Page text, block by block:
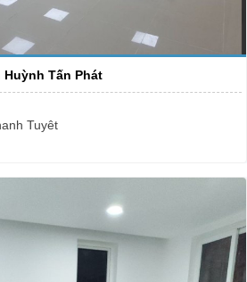
Tấn Phát
Tuyêt